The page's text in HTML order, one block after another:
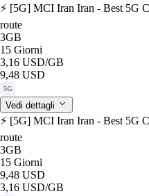
⚡️ [5G] MCI Iran Iran - Best 5G
route
3GB
15 Giorni
3,16 USD/GB
9,48 USD
5G
Vedi dettagli
⚡️ [5G] MCI Iran Iran - Best 5G
route
3GB
15 Giorni
9,48 USD
3,16 USD/GB